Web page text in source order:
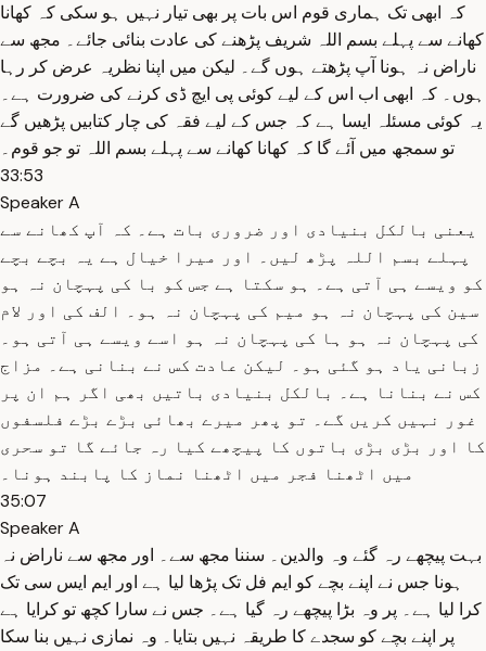
کہ ابھی تک ہماری قوم اس بات پر بھی تیار نہیں ہو سکی کہ کھانا
کھانے سے پہلے بسم اللہ شریف پڑھنے کی عادت بنائی جائے۔ مجھ سے
ناراض نہ ہونا آپ پڑھتے ہوں گے۔ لیکن میں اپنا نظریہ عرض کر رہا
ہوں۔ کہ ابھی اب اس کے لیے کوئی پی ایچ ڈی کرنے کی ضرورت ہے۔
یہ کوئی مسئلہ ایسا ہے کہ جس کے لیے فقہ کی چار کتابیں پڑھیں گے
تو سمجھ میں آئے گا کہ کھانا کھانے سے پہلے بسم اللہ تو جو قوم۔
33:53
Speaker A
یعنی بالکل بنیادی اور ضروری بات ہے۔ کہ آپ کھانے سے
پہلے بسم اللہ پڑھ لیں۔ اور میرا خیال ہے یہ بچے بچے
کو ویسے ہی آتی ہے۔ ہو سکتا ہے جس کو با کی پہچان نہ ہو
سین کی پہچان نہ ہو میم کی پہچان نہ ہو۔ الف کی اور لام
کی پہچان نہ ہو ہا کی پہچان نہ ہو اسے ویسے ہی آتی ہو۔
زبانی یاد ہو گئی ہو۔ لیکن عادت کس نے بنانی ہے۔ مزاج
کس نے بنانا ہے۔ بالکل بنیادی باتیں بھی اگر ہم ان پر
غور نہیں کریں گے۔ تو پھر میرے بھائی بڑے بڑے فلسفوں
کا اور بڑی بڑی باتوں کا پیچھے کیا رہ جائے گا تو سحری
میں اٹھنا فجر میں اٹھنا نماز کا پابند ہونا۔
35:07
Speaker A
بہت پیچھے رہ گئے وہ والدین۔ سننا مجھ سے۔ اور مجھ سے ناراض نہ
ہونا جس نے اپنے بچے کو ایم فل تک پڑھا لیا ہے اور ایم ایس سی تک
کرا لیا ہے۔ پر وہ بڑا پیچھے رہ گیا ہے۔ جس نے سارا کچھ تو کرایا ہے
پر اپنے بچے کو سجدے کا طریقہ نہیں بتایا۔ وہ نمازی نہیں بنا سکا